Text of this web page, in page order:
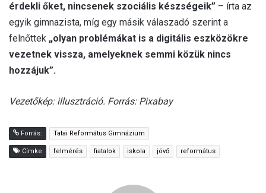
érdekli őket, nincsenek szociális készségeik” – írta az
egyik gimnazista, míg egy másik válaszadó szerint a
felnőttek „olyan problémákat is a digitális eszközökre
vezetnek vissza, amelyeknek semmi közük nincs
hozzájuk”.
Vezetőkép: illusztráció. Forrás: Pixabay
Forrás: Tatai Református Gimnázium
Címke felmérés fiatalok iskola jövő református